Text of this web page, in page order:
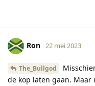
Ron 22 mei 2023
The_Bullgod
de kop laten gaan.